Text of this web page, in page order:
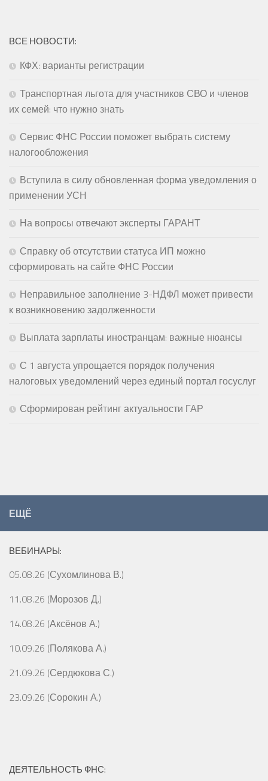
ВСЕ НОВОСТИ:
КФХ: варианты регистрации
Транспортная льгота для участников СВО и членов
их семей: что нужно знать
Сервис ФНС России поможет выбрать систему
налогообложения
Вступила в силу обновленная форма уведомления о
применении УСН
На вопросы отвечают эксперты ГАРАНТ
Справку об отсутствии статуса ИП можно
сформировать на сайте ФНС России
Неправильное заполнение 3-НДФЛ может привести
к возникновению задолженности
Выплата зарплаты иностранцам: важные нюансы
С 1 августа упрощается порядок получения
налоговых уведомлений через единый портал госуслуг
Сформирован рейтинг актуальности ГАР
ЕЩЁ
ВЕБИНАРЫ:
05.08.26 (Сухомлинова В.)
11.08.26 (Морозов Д.)
14.08.26 (Аксёнов А.)
10.09.26 (Полякова А.)
21.09.26 (Сердюкова С.)
23.09.26 (Сорокин А.)
ДЕЯТЕЛЬНОСТЬ ФНС: